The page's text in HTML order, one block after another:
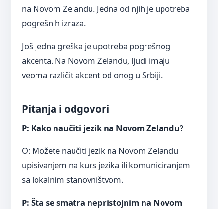
na Novom Zelandu. Jedna od njih je upotreba
pogrešnih izraza.
Još jedna greška je upotreba pogrešnog
akcenta. Na Novom Zelandu, ljudi imaju
veoma različit akcent od onog u Srbiji.
Pitanja i odgovori
P: Kako naučiti jezik na Novom Zelandu?
O: Možete naučiti jezik na Novom Zelandu
upisivanjem na kurs jezika ili komuniciranjem
sa lokalnim stanovništvom.
P: Šta se smatra nepristojnim na Novom